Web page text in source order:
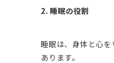
2. 睡眠の役割
睡眠は、身体と心
あります。